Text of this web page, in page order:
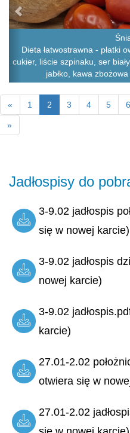
Dieta łatwostrawna - płatki
cukier, liście szpinaku, ser
jabłko, kawa
« 1 2 3 4 5 6
»
Jadłospisy do
3-9.02 jadłospis
się w nowej karcie)
3-9.02 jadłospis
nowej karcie)
3-9.02
karcie)
27.01-2.02
otwiera się w
27.01-2.02